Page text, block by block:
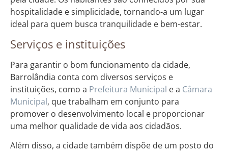
hospitalidade e simplicidade, tornando-a um lugar
ideal para quem busca tranquilidade e bem-estar.
Serviços e instituições
Para garantir o bom funcionamento da cidade,
Barrolândia conta com diversos serviços e
instituições, como a Prefeitura Municipal e a Câmara
Municipal, que trabalham em conjunto para
promover o desenvolvimento local e proporcionar
uma melhor qualidade de vida aos cidadãos.
Além disso, a cidade também dispõe de um posto do